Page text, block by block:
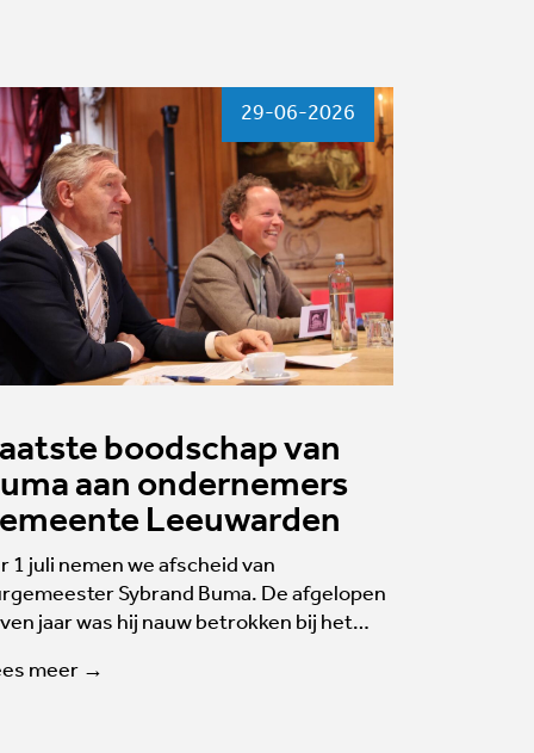
29-06-2026
boodschap van
aan ondernemers
Leeuwarden
1 juli nemen we afscheid van
Sybrand Buma. De afgelopen
jaar was hij nauw betrokken bij het…
meer →